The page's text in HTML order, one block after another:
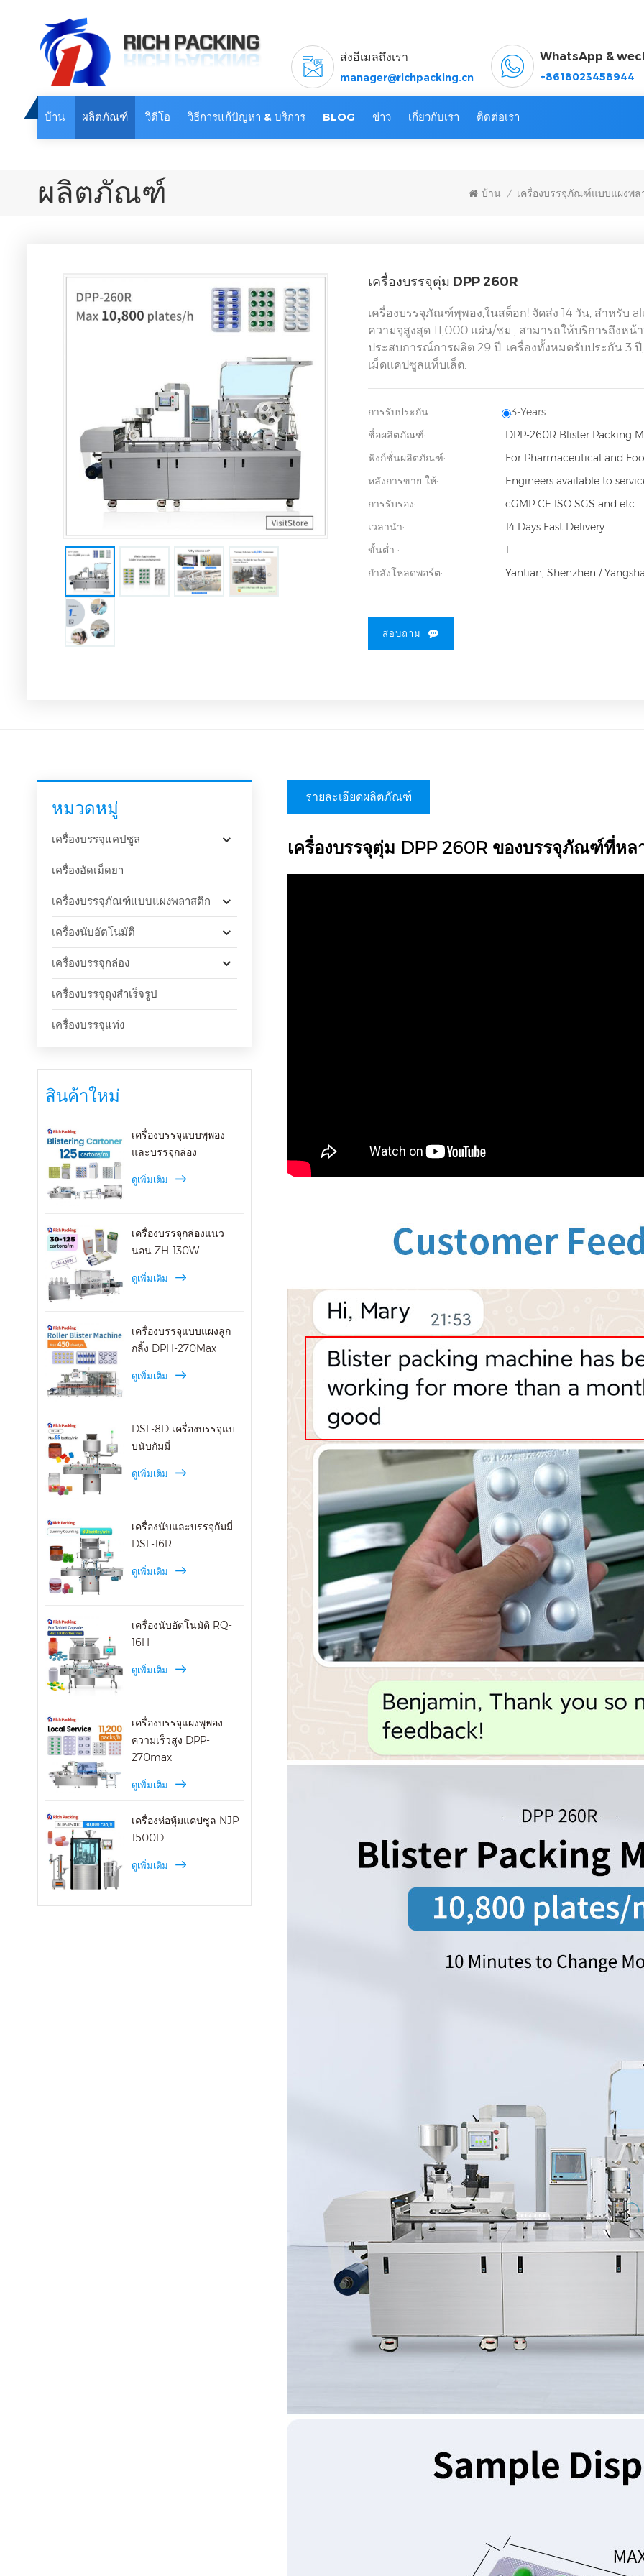
ส่งอีเมลถึงเรา
manager@richpacking.cn
WhatsApp &
+8618023458944
บ้าน ผลิตภัณฑ์ วิดีโอ วิธีการแก้ปัญหา & บริการ BLOG ข่าว เกี่ยวกับเรา ติดต่อเรา
ผลิตภัณฑ์ บ้าน / เครื่องบรรจุภัณฑ์แบบแผงพล
เครื่องบรรจุตุ่ม DPP 260R
เครื่องบรรจุภัณฑ์พุพอง,ในสต็อก! จัดส่ง 14 วัน, สำหรับ
ความจุสูงสุด 11,000 แผ่น/ชม., สามารถให้บริการถึงห
ประสบการณ์การผลิต 29 ปี. เครื่องทั้งหมดรับประกัน
เม็ดแคปซูลแท็บเล็ต.
การรับประกัน
3-Years
ชื่อผลิตภัณฑ์:
DPP-260R Blister Packing
ฟังก์ชั่นผลิตภัณฑ์:
For Pharmaceutical and
หลังการขาย ให้:
Engineers available to
การรับรอง:
cGMP CE ISO SGS and etc.
เวลานำ:
14 Days Fast Delivery
ขั้นต่ำ :
1
กำลังโหลดพอร์ต:
Yantian, Shenzhen /
สอบถาม
หมวดหมู่
เครื่องบรรจุแคปซูล
เครื่องอัดเม็ดยา
เครื่องบรรจุภัณฑ์แบบแผงพลาสติก
เครื่องนับอัตโนมัติ
เครื่องบรรจุกล่อง
เครื่องบรรจุถุงสำเร็จรูป
เครื่องบรรจุแท่ง
สินค้าใหม่
เครื่องบรรจุแบบพุพอง
และบรรจุกล่อง
ดูเพิ่มเติม
เครื่องบรรจุกล่องแนว
นอน ZH-130W
ดูเพิ่มเติม
เครื่องบรรจุแบบแผงลูก
กลิ้ง DPH-270Max
ดูเพิ่มเติม
DSL-8D เครื่องบรรจุแบ
บนับกัมมี่
ดูเพิ่มเติม
เครื่องนับและบรรจุกัมมี่
DSL-16R
ดูเพิ่มเติม
เครื่องนับอัตโนมัติ RQ-
16H
ดูเพิ่มเติม
เครื่องบรรจุแผงพุพอง
ความเร็วสูง DPP-
270max
ดูเพิ่มเติม
เครื่องห่อหุ้มแคปซูล NJP
1500D
ดูเพิ่มเติม
รายละเอียดผลิตภัณฑ์
เครื่องบรรจุตุ่ม DPP 260R ของบรรจุภัณฑ์ที่หล